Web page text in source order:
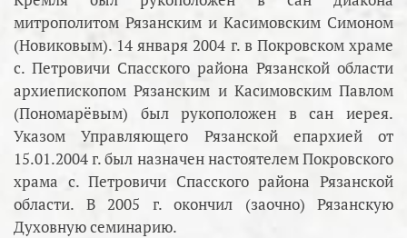
митрополитом Рязанским и Касимовским Симоном
(Новиковым). 14 января 2004 г. в Покровском храме
с. Петровичи Спасского района Рязанской области
архиепископом Рязанским и Касимовским Павлом
(Пономарёвым) был рукоположен в сан иерея.
Указом Управляющего Рязанской епархией от
15.01.2004 г. был назначен настоятелем Покровского
храма с. Петровичи Спасского района Рязанской
области. В 2005 г. окончил (заочно) Рязанскую
Духовную семинарию.